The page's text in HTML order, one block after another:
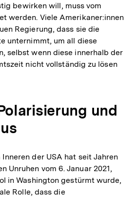
bewirken will, muss vom
werden. Viele Amerikaner:innen
Regierung, dass sie die
unternimmt, um all diese
selbst wenn diese innerhalb der
nicht vollständig zu lösen
und
der USA hat seit Jahren
Unruhen vom 6. Januar 2021,
in Washington gestürmt wurde,
Rolle, dass die